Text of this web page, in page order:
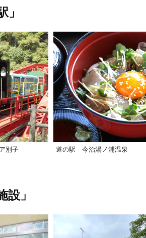
別子 道の駅 今治湯ノ浦温泉
」